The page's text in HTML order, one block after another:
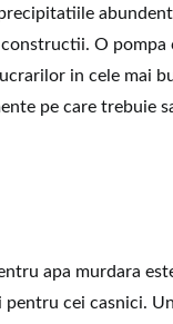
O
in cele mai
pe care trebuie
apa murdara
cei casnici.